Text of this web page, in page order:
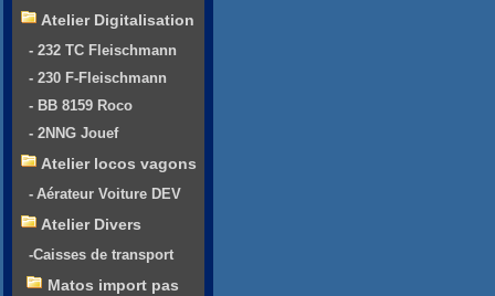
Atelier Digitalisation
- 232 TC Fleischmann
- 230 F-Fleischmann
- BB 8159 Roco
- 2NNG Jouef
Atelier locos vagons
- Aérateur Voiture DEV
Atelier Divers
-Caisses de transport
Matos import pas